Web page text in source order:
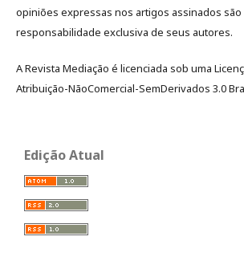
opiniões expressas nos artigos assinados são
responsabilidade exclusiva de seus autores.
A Revista Mediação é licenciada sob uma
Atribuição-NãoComercial-SemDerivados 3.0
Edição Atual